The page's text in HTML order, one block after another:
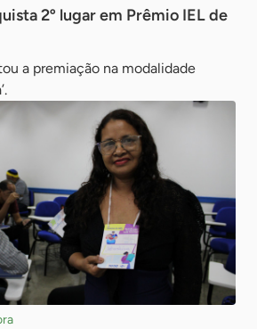
2º lugar em Prêmio IEL de
a premiação na modalidade